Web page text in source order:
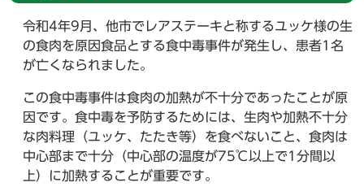
令和4年9月、他市でレアステーキと称するユッケ様の生
の食肉を原因食品とする食中毒事件が発生し、患者1名
が亡くなられました。
この食中毒事件は食肉の加熱が不十分であったことが原
因です。食中毒を予防するためには、生肉や加熱不十分
な肉料理（ユッケ、たたき等）を食べないこと、食肉は
中心部まで十分（中心部の温度が75℃以上で1分間以
上）に加熱することが重要です。